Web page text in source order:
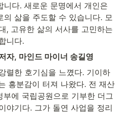
니다. 새로운 문명에서 개인은
의 삶을 주도할 수 있습니다. 모
, 고유한 삶의 서사를 고민하는
니다.
자, 마인드 마이너 송길영
렬한 호기심을 느꼈다. 기이하
흥분감이 터져 나왔다. 전 재산
에 국립공원으로 기부한 더그
야기다. 그가 돌연 사업을 정리